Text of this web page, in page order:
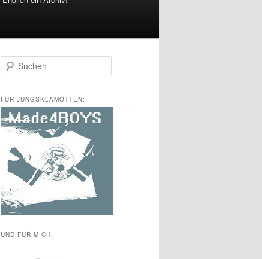
u
h
e
n
FÜR JUNGSKLAMOTTEN:
UND FÜR MICH: